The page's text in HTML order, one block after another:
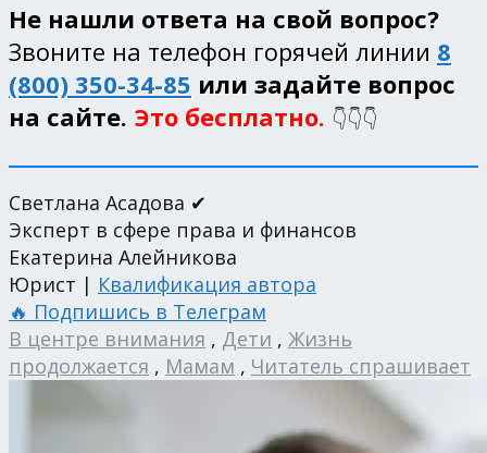
Не нашли ответа на свой вопрос?
Звоните на телефон горячей линии 8
(800) 350-34-85 или задайте вопрос
на сайте. Это бесплатно. 👇👇👇
Светлана Асадова ✔
Эксперт в сфере права и финансов
Екатерина Алейникова
Юрист | Квалификация автора
🔥 Подпишись в Телеграм
В центре внимания , Дети , Жизнь
продолжается , Мамам , Читатель спрашивает